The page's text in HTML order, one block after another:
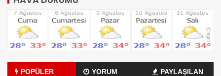
POPÜLER YORUM PAYLAŞILAN